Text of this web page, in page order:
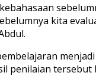
kita
penilaian